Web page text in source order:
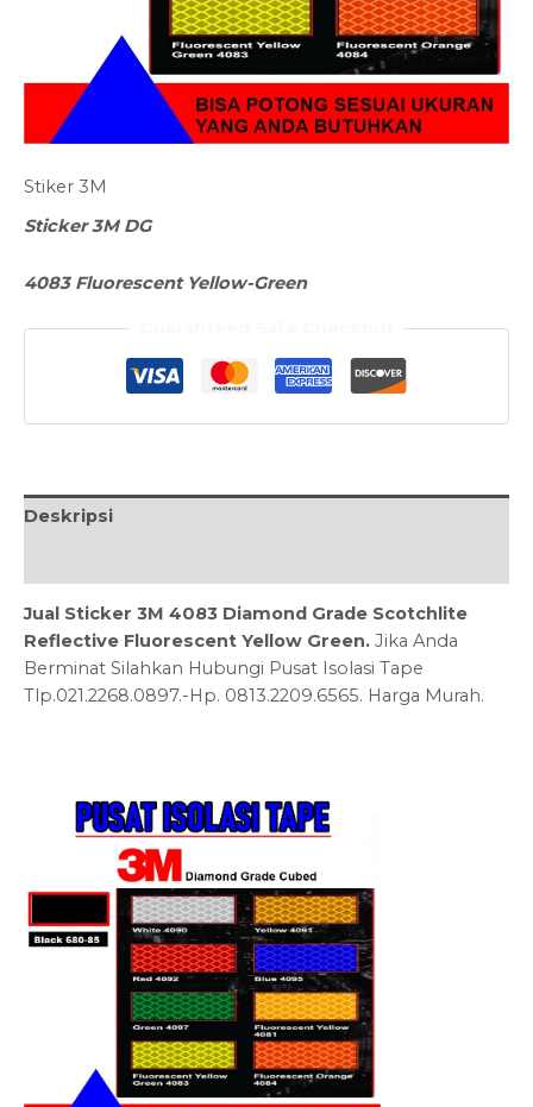
Stiker 3M
Sticker 3M DG
4083 Fluorescent Yellow-Green
Deskripsi
Jual Sticker 3M 4083 Diamond Grade Scotchlite
Reflective Fluorescent Yellow Green. Jika Anda
Berminat Silahkan Hubungi Pusat Isolasi Tape
Tlp.021.2268.0897.-Hp. 0813.2209.6565. Harga Murah.